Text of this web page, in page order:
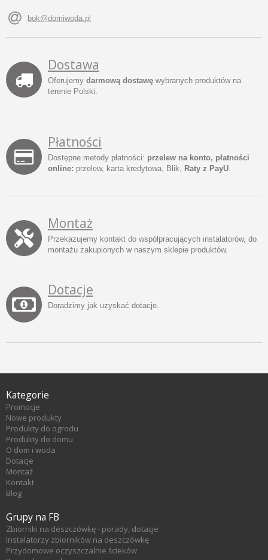
bok@domiwoda.pl
Dostawa
Oferujemy darmową dostawę wybranych produktów na
terenie Polski.
Płatności
Dostępne metody płatności: przelew na konto, płatności
online: przelew, karta kredytowa, Blik, Raty z PayU.
Montaż
Przekazujemy kontakt do współpracujących instalatorów, do
montażu zakupionych w naszym sklepie produktów.
Dotacje
Doradzimy jak uzyskać dotacje.
Kategorie
Promocje
Nowe produkty
Produkty do ogrodu
Produkty do domu
O dom i woda
Dotacje
Montaż
Kontakt
Blog
Grupy na FB
Zbiorniki na deszczówkę - porady, dotacje
Instalatorzy zbiorników na deszczówkę
Przydomowe oczyszczalnie ścieków